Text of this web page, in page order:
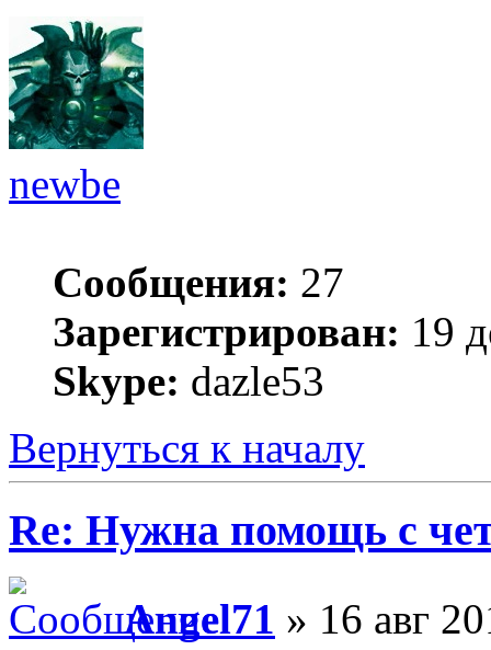
newbe
Сообщения: 27
Зарегистрирован: 19
Skype: dazle53
Вернуться к началу
Re: Нужна помощь с
Angel71 » 16 авг